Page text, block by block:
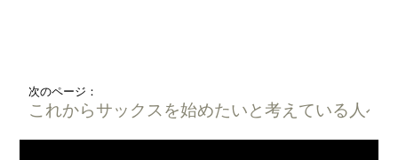
次のページ：
これからサックスを始めたいと考えている人へ